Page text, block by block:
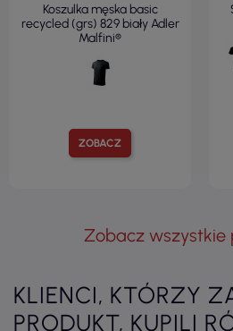
ZOBACZ
Koszulka męska basic
recycled (grs) 829 biały Adler
Malfini®
Zobacz wszystkie
KLIENCI, KTÓRZY
PRODUKT, KUPILI